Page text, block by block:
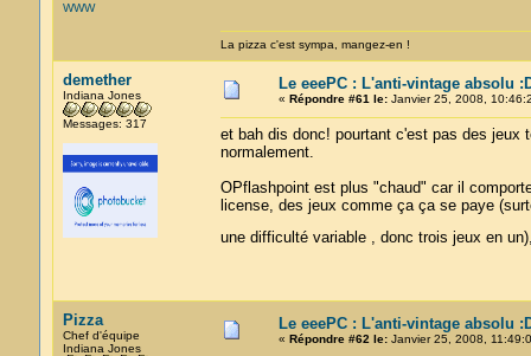
WWW
La pizza c'est sympa, mangez-en !
demether
Indiana Jones
Messages: 317
Le eeePC : L'anti-vintage absolu
« Répondre #61 le:Janvier 25, 2008,
et bah dis donc! pourtant c'est pas des jeux
normalement.
OPflashpoint est plus "chaud" car il
license, des jeux comme ça ça se paye
une difficulté variable , donc trois jeux en
Pizza
Chef d'équipe
Indiana Jones
Le eeePC : L'anti-vintage absolu
« Répondre #62 le:Janvier 25, 2008,